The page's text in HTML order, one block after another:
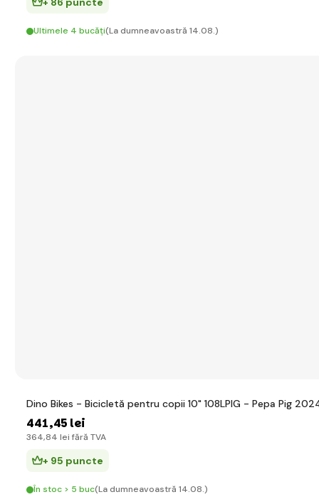
Ultimele 4 bucăți(La dumneavoastră 14.08.)
Dino Bikes - Bicicletă pentru copii 10" 108LPIG - Pepa Pig
441,45 lei
364,84 lei fără TVA
+ 95 puncte
În stoc > 5 buc(La dumneavoastră 14.08.)